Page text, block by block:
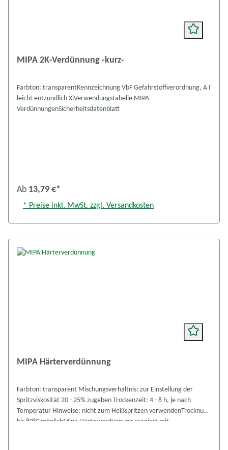
MIPA 2K-Verdünnung -kurz-
Farbton: transparentKennzeichnung VbF Gefahrstoffverordnung, A I
leicht entzündlich XiVerwendungstabelle MIPA-
VerdünnungenSicherheitsdatenblatt
Ab 13,79 €*
* Preise inkl. MwSt. zzgl. Versandkosten
MIPA Härterverdünnung
Farbton: transparent Mischungsverhältnis: zur Einstellung der
Spritzviskosität 20 - 25% zugeben Trockenzeit: 4 - 8 h, je nach
Temperatur Hinweise: nicht zum Heißspritzen verwendenTrocknung
bis 80°C möglichMipa Härterverdünnung reagiert mit